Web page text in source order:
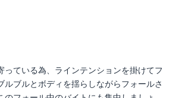
っている為、ラインテンションを掛けてフ
ルブルとボディを揺らしながらフォールさ